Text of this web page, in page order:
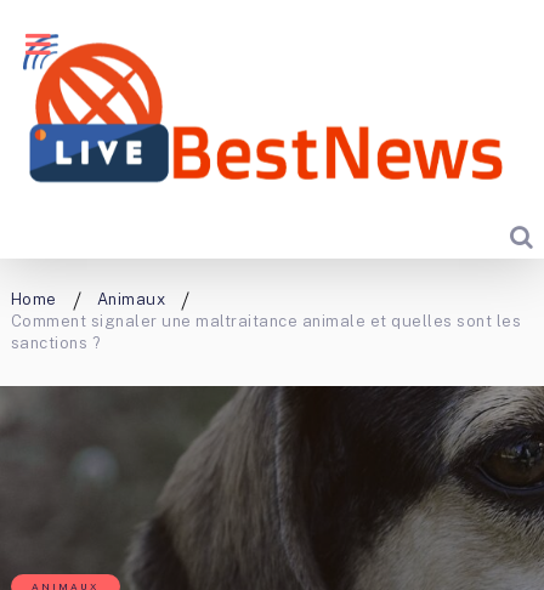
Home
Animaux
Comment signaler une maltraitance animale et quelles sont les
sanctions ?
ANIMAUX